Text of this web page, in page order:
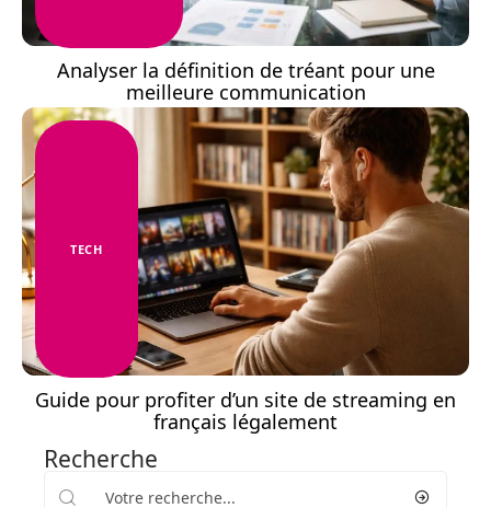
Analyser la définition de tréant pour une
meilleure communication
TECH
Guide pour profiter d’un site de streaming en
français légalement
Recherche